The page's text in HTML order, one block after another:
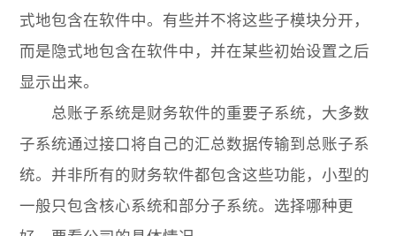
式地包含在软件中。有些并不将这些子模块分开，
而是隐式地包含在软件中，并在某些初始设置之后
显示出来。
总账子系统是财务软件的重要子系统，大多数
子系统通过接口将自己的汇总数据传输到总账子系
统。并非所有的财务软件都包含这些功能，小型的
一般只包含核心系统和部分子系统。选择哪种更